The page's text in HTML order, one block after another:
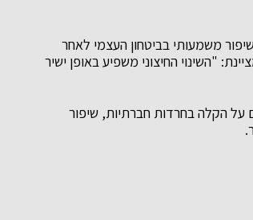
מהמטופלים מדווחים על שיפור משמעותי בביטחון העצמי לאחר
"השינוי החיצוני משפיע באופן ישיר
על הקלה בחרדות חברתיות, שיפור